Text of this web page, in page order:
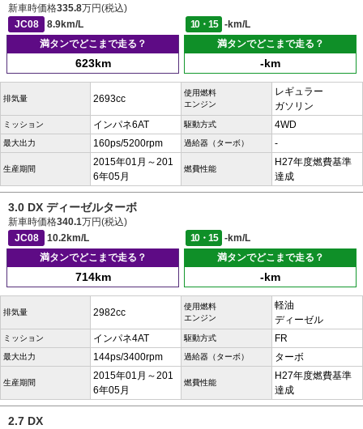
新車時価格335.8万円(税込)
JC08
8.9km/L 10・15
-km/L
満タンでどこまで走る？
623km
満タンでどこまで走る？
-km
排気量 2693cc
使用燃料
エンジン
レギュラー
ガソリン
ミッション インパネ6AT 駆動方式 4WD
最大出力 160ps/5200rpm 過給器（ターボ） -
生産期間
2015年01月～201
6年05月
燃費性能
H27年度燃費基準
達成
3.0 DX ディーゼルターボ
新車時価格340.1万円(税込)
JC08
10.2km/L 10・15
-km/L
満タンでどこまで走る？
714km
満タンでどこまで走る？
-km
排気量 2982cc
使用燃料
エンジン
軽油
ディーゼル
ミッション インパネ4AT 駆動方式 FR
最大出力 144ps/3400rpm 過給器（ターボ） ターボ
生産期間
2015年01月～201
6年05月
燃費性能
H27年度燃費基準
達成
2.7 DX